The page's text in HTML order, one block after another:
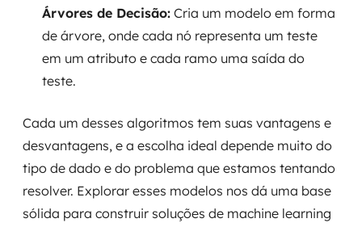
Árvores de Decisão: Cria um modelo em forma
de árvore, onde cada nó representa um teste
em um atributo e cada ramo uma saída do
teste.
Cada um desses algoritmos tem suas vantagens e
desvantagens, e a escolha ideal depende muito do
tipo de dado e do problema que estamos tentando
resolver. Explorar esses modelos nos dá uma base
sólida para construir soluções de machine learning